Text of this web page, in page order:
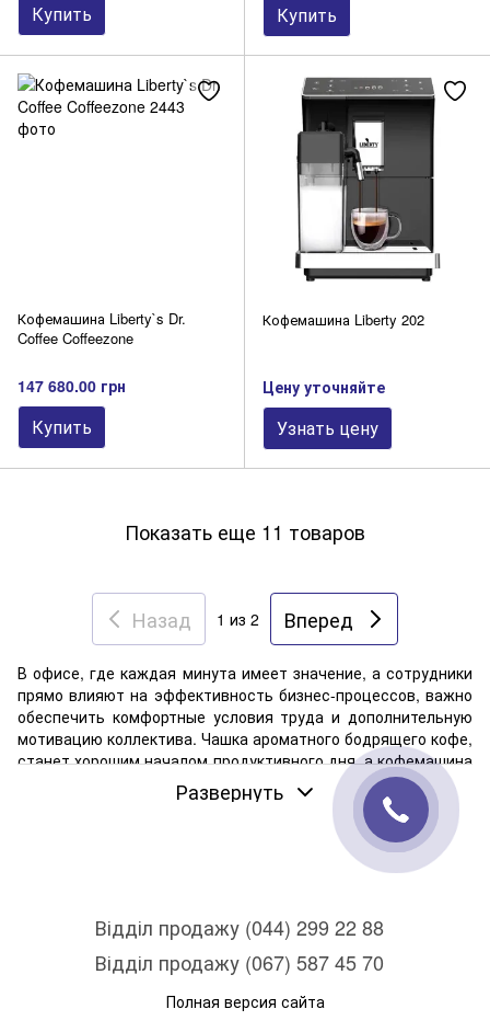
Купить Купить
Кофемашина Liberty`s Dr.
Coffee Coffeezone
147 680.00 грн
Купить
Кофемашина Liberty 202
Цену уточняйте
Узнать цену
Показать еще 11 товаров
Назад 1 из 2 Вперед
В офисе, где каждая минута имеет значение, а сотрудники
прямо влияют на эффективность бизнес-процессов, важно
обеспечить комфортные условия труда и дополнительную
мотивацию коллектива. Чашка ароматного бодрящего кофе,
станет хорошим началом продуктивного дня, а кофемашина
для организации — удобным инструментом для его
Развернуть
Відділ продажу (044) 299 22 88
Відділ продажу (067) 587 45 70
Полная версия сайта